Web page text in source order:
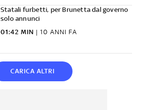
Statali furbetti, per Brunetta dal governo
solo annunci
01:42 MIN | 10 ANNI FA
CARICA ALTRI